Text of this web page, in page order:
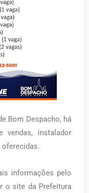
Bom Despacho, há
vendas, instalador
informações pelo
o site da Prefeitura